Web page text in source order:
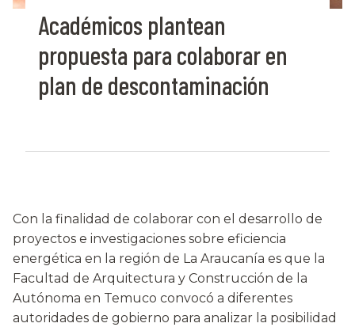
Académicos plantean
propuesta para colaborar en
plan de descontaminación
Con la finalidad de colaborar con el desarrollo de
proyectos e investigaciones sobre eficiencia
energética en la región de La Araucanía es que la
Facultad de Arquitectura y Construcción de la
Autónoma en Temuco convocó a diferentes
autoridades de gobierno para analizar la posibilidad